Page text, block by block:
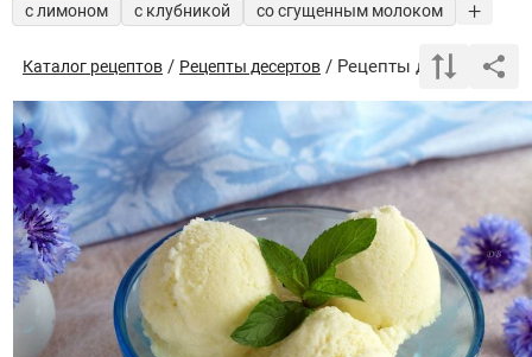
с лимоном
с клубникой со сгущенным молоком
Каталог рецептов / Рецепты десертов / Рецепты домашнего